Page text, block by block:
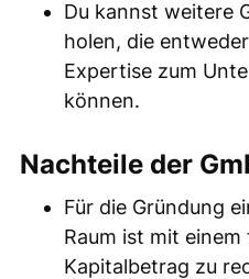
Du kannst weitere
holen, die
Expertise zum
können.
Nachteile der
Für die Gründung
Raum ist mit
Kapitalbetrag zu